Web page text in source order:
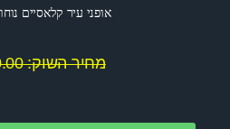
אופני עיר קלאסיים
מחיר השוק: ₪1,100.00